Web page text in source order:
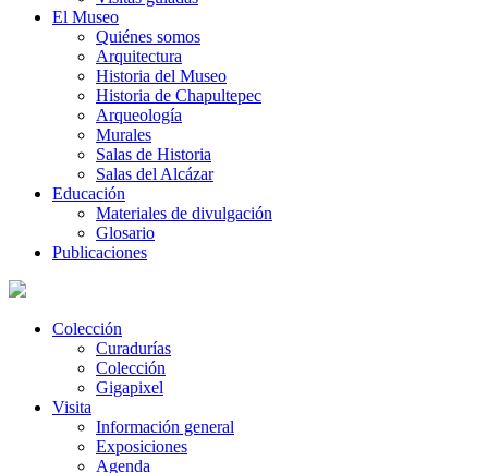
El Museo
Quiénes somos
Arquitectura
Historia del Museo
Historia de Chapultepec
Arqueología
Murales
Salas de Historia
Salas del Alcázar
Educación
Materiales de divulgación
Glosario
Publicaciones
Colección
Curadurías
Colección
Gigapixel
Visita
Información general
Exposiciones
Agenda